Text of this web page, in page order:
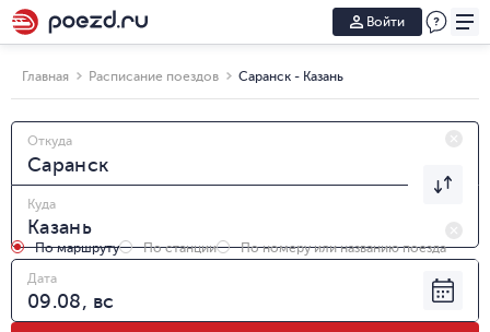
Войти
Главная Расписание поездов Саранск - Казань
Откуда
Куда
По маршруту По станции
По номеру или названию поезда
Дата